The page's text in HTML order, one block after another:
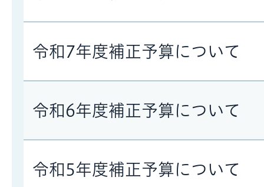
令和7年度補正予算について
令和6年度補正予算について
令和5年度補正予算について